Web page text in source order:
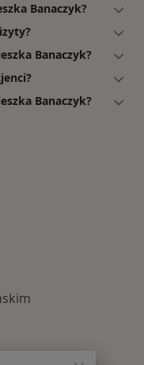
Banaczyk?
Banaczyk?
Banaczyk?